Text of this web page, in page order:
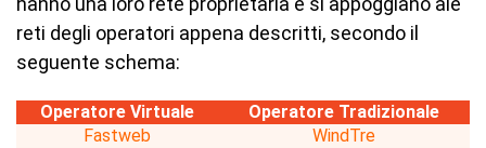
reti degli operatori appena descritti, secondo il
seguente schema:
Operatore Virtuale
Operatore Tradizionale
Fastweb
WindTre